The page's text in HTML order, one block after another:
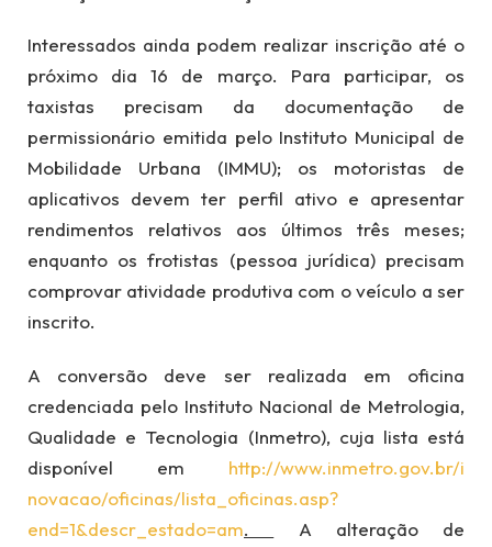
Interessados ainda podem realizar inscrição até o
próximo dia 16 de março. Para participar, os
taxistas precisam da documentação de
permissionário emitida pelo Instituto Municipal de
Mobilidade Urbana (IMMU); os motoristas de
aplicativos devem ter perfil ativo e apresentar
rendimentos relativos aos últimos três meses;
enquanto os frotistas (pessoa jurídica) precisam
comprovar atividade produtiva com o veículo a ser
inscrito.
A conversão deve ser realizada em oficina
credenciada pelo Instituto Nacional de Metrologia,
Qualidade e Tecnologia (Inmetro), cuja lista está
disponível em http://www.inmetro.gov.br/i
novacao/oficinas/lista_oficinas.asp?
end=1&descr_estado=am.
A alteração de